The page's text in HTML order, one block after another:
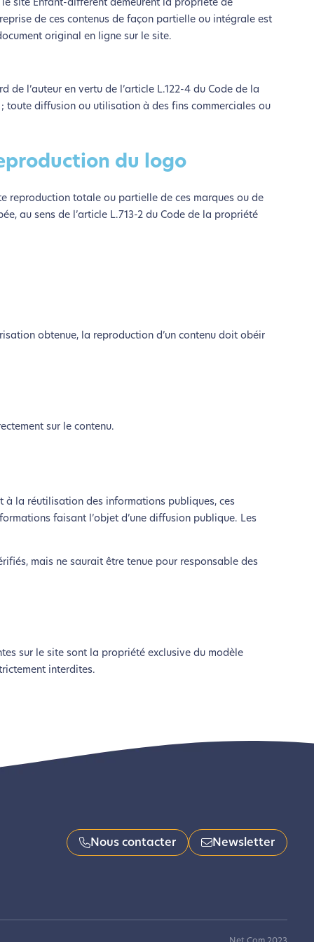
navigation, vous pouvez
majeur de l’écoconception.
site Enfant-différent demeurent la propriété de
de ces contenus de façon partielle ou intégrale est
original en ligne sur le site.
de l’auteur en vertu de l’article L.122-4 du Code de la
toute diffusion ou utilisation à des fins commerciales ou
du logo
reproduction totale ou partielle de ces marques ou de
au sens de l’article L.713-2 du Code de la propriété
obtenue, la reproduction d’un contenu doit obéir
sur le contenu.
à la réutilisation des informations publiques, ces
faisant l’objet d’une diffusion publique. Les
mais ne saurait être tenue pour responsable des
sur le site sont la propriété exclusive du modèle
interdites.
Nous contacter Newsletter